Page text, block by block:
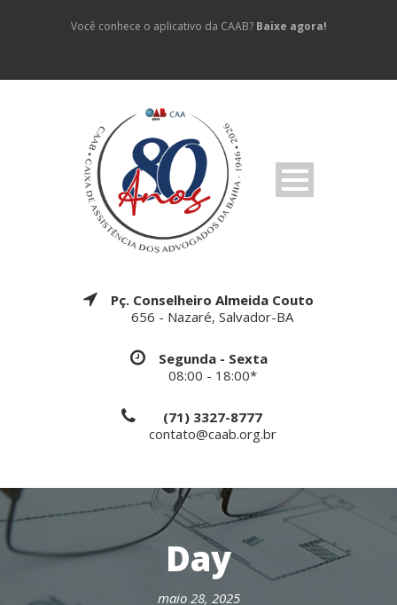
Você conhece o aplicativo da CAAB? Baixe agora!
Pç. Conselheiro Almeida Couto
656 - Nazaré, Salvador-BA
Segunda - Sexta
08:00 - 18:00*
(71) 3327-8777
contato@caab.org.br
Day
maio 28, 2025